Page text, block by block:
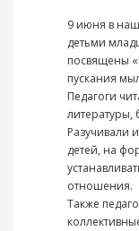
9 июня в
детьми
посвящены
пускания
Педагоги
литературы,
Разучивали
детей, на
отношения.
Также